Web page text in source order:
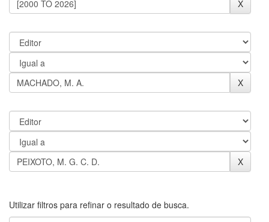
Utilizar filtros para refinar o resultado de busca.